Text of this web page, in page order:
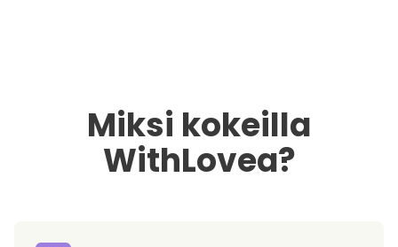
Miksi kokeilla
WithLovea?